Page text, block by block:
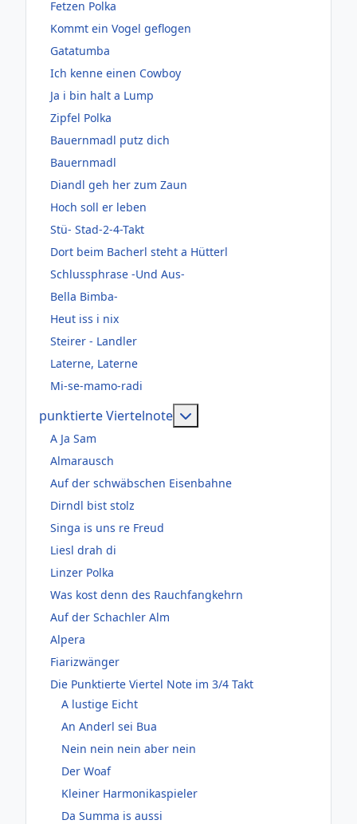
Fetzen Polka
Kommt ein Vogel geflogen
Gatatumba
Ich kenne einen Cowboy
Ja i bin halt a Lump
Zipfel Polka
Bauernmadl putz dich
Bauernmadl
Diandl geh her zum Zaun
Hoch soll er leben
Stü- Stad-2-4-Takt
Dort beim Bacherl steht a Hütterl
Schlussphrase -Und Aus-
Bella Bimba-
Heut iss i nix
Steirer - Landler
Laterne, Laterne
Mi-se-mamo-radi
punktierte Viertelnote
A Ja Sam
Almarausch
Auf der schwäbschen Eisenbahne
Dirndl bist stolz
Singa is uns re Freud
Liesl drah di
Linzer Polka
Was kost denn des Rauchfangkehrn
Auf der Schachler Alm
Alpera
Fiarizwänger
Die Punktierte Viertel Note im 3/4 Takt
A lustige Eicht
An Anderl sei Bua
Nein nein nein aber nein
Der Woaf
Kleiner Harmonikaspieler
Da Summa is aussi